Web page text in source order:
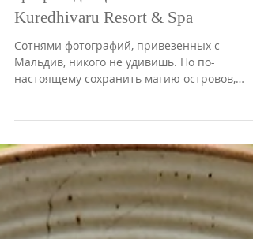
Акварельная Пасха на Мальдивах:
Kuredhivaru Resort & Spa
Сотнями фотографий, привезенных с
Мальдив, никого не удивишь. Но по-
настоящему сохранить магию островов,
остановить мгновение и увезти его с собой
можно только через искусство. Пасхальный
апрель в Kuredhivaru Resort & Spa Maldives